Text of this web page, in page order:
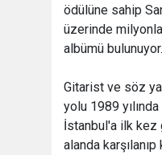
ödülüne sahip
üzerinde
albümü bulunuyor.
Gitarist ve söz
yolu 1989
İstanbul'a ilk kez
alanda